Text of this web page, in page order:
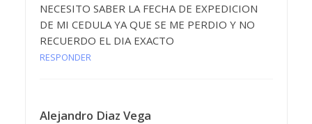
NECESITO SABER LA FECHA DE EXPEDICION
DE MI CEDULA YA QUE SE ME PERDIO Y NO
RECUERDO EL DIA EXACTO
RESPONDER
Alejandro Diaz Vega